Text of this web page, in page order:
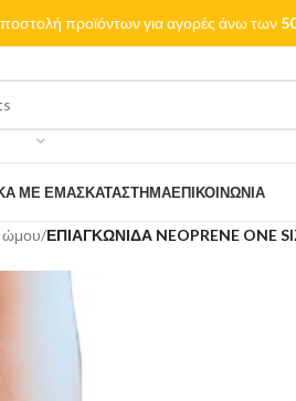
προϊόντων για αγορές άνω των
ΜΕ ΕΜΆΣΚΑΤΆΣΤΗΜΑΕΠΙΚΟΙΝΩΝΊΑ
ώμου/ΕΠΙΑΓΚΩΝΙΔΑ NEOPRENE ONE